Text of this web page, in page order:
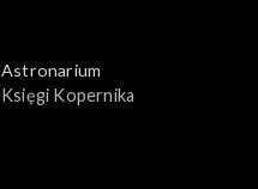
Astronarium
Księgi Kopernika